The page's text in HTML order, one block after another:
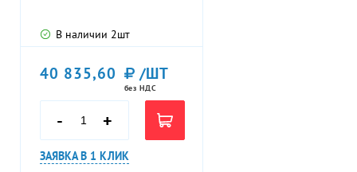
В наличии 2шт
40 835,60 /ШТ
без НДС
- +
ЗАЯВКА В 1 КЛИК